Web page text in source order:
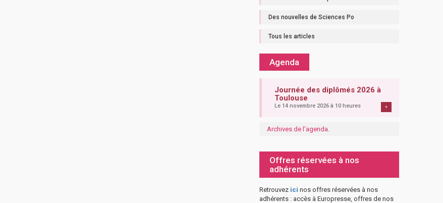
Des nouvelles de Sciences Po
Tous les articles
Agenda
Journée des diplômés 2026 à
Toulouse
Le 14 novembre 2026 à 10 heures +
Archives de l'agenda.
Offres réservées à nos
adhérents
Retrouvez ici nos offres réservées à nos
adhérents : accès à Europresse, offres de nos